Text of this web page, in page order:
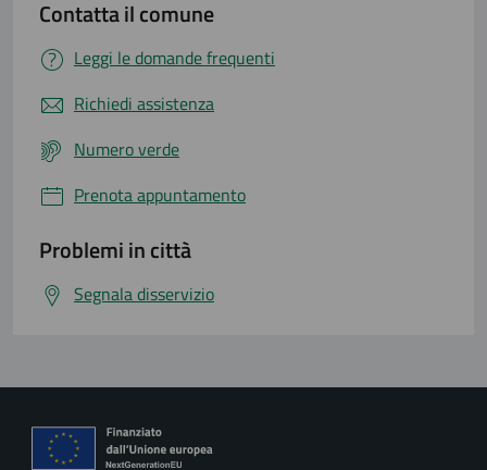
Contatta il comune
Leggi le domande frequenti
Richiedi assistenza
Numero verde
Prenota appuntamento
Problemi in città
Segnala disservizio